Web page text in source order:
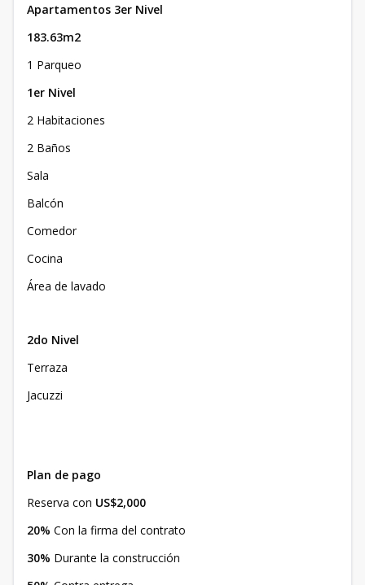
Apartamentos 3er Nivel
183.63m2
1 Parqueo
1er Nivel
2 Habitaciones
2 Baños
Sala
Balcón
Comedor
Cocina
Área de lavado
2do Nivel
Terraza
Jacuzzi
Plan de pago
Reserva con US$2,000
20% Con la firma del contrato
30% Durante la construcción